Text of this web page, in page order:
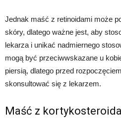
Jednak maść z retinoidami może
skóry, dlatego ważne jest, aby
lekarza i unikać nadmiernego
mogą być przeciwwskazane u
piersią, dlatego przed
skonsultować się z lekarzem.
Maść z